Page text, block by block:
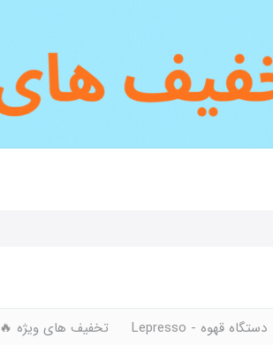
دستگاه قهوه - Lepresso تخفیف های ویژه 🔥